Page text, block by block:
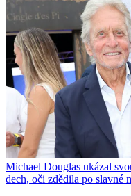
Michael Douglas ukázal
dech, oči zdědila po slavné